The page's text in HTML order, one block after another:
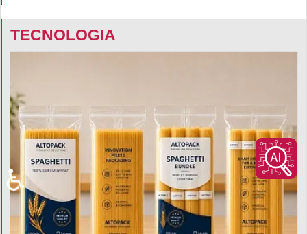
TECNOLOGIA